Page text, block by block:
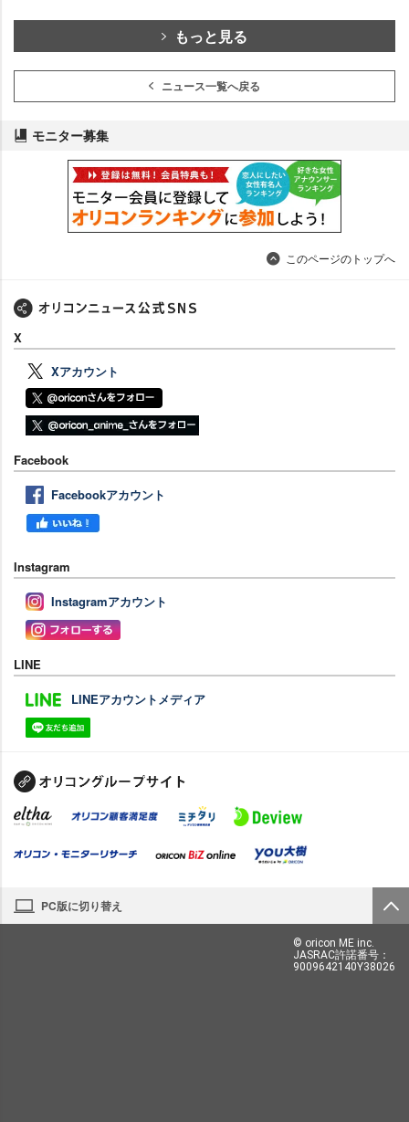
もっと見る
ニュース一覧へ戻る
モニター募集
このページのトップへ
X
Xアカウント
Facebook
Facebookアカウント
Instagram
Instagramアカウント
LINE
LINEアカウントメディア
PC版に切り替え
© oricon ME inc.
JASRAC許諾番号：
9009642140Y38026